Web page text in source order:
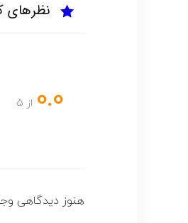
نظرهای
0.0 از 5
هنوز دیدگاهی